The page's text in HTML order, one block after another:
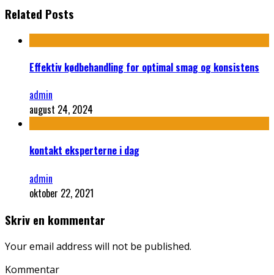
Related Posts
Effektiv kødbehandling for optimal smag og konsistens
admin
august 24, 2024
kontakt eksperterne i dag
admin
oktober 22, 2021
Skriv en kommentar
Your email address will not be published.
Kommentar